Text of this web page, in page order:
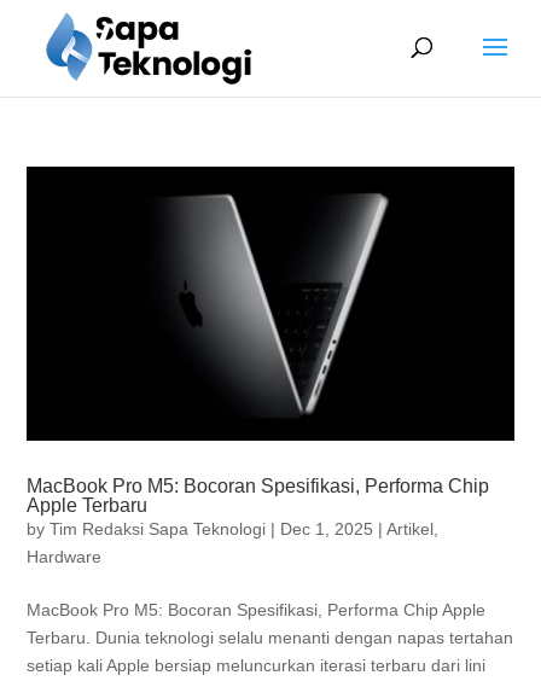
MacBook Pro M5: Bocoran Spesifikasi, Performa Chip
Apple Terbaru
byTim Redaksi Sapa Teknologi | Dec 1, 2025 |Artikel
Hardware
MacBook Pro M5: Bocoran Spesifikasi, Performa Chip Apple
Terbaru. Dunia teknologi selalu menanti dengan napas tertahan
setiap kali Apple bersiap meluncurkan iterasi terbaru dari lini